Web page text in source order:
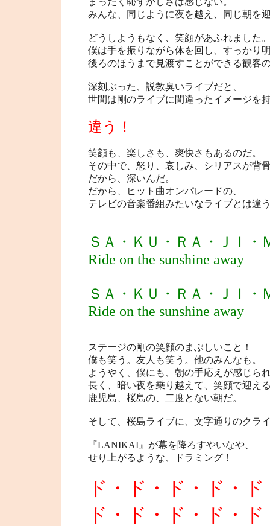
みんな、同じように夜を越え、同じ朝を
どうしようもなく、笑顔があふれました
僕は手を振りながら体を回し、すっかり
後ろのほうまで見渡すことができる観客
深刻ぶった、説教臭いライブだと、
世間は剛のライブに間違ったイメージを
違う！
笑顔も、楽しさも、爽快さもあるのだ。
その中で、怒り、哀しみ、シリアスが背
だから、深いんだ。
だから、ヒット曲オンパレードの、
テレビの音楽番組みたいなライブとは違
ＳＡ・ＫＵ・ＲＡ・ＪＩ・
Ride on the sunshine away
ＳＡ・ＫＵ・ＲＡ・ＪＩ・
Ride on the sunshine away
ステージの剛の笑顔のまぶしいこと！
僕も笑う。友人も笑う。他のみんなも。
ようやく、僕にも、朝の手応えが感じら
長く、暗い夜を乗り越えて、笑顔で迎え
鹿児島、桜島の、二度とない朝だ。
そして、桜島ライブに、文字通りのクラ
『LANIKAI』が幕を降ろすやいなや、
せり上がるような、ドラミング！
ド・ド・ド・ド・
ド・ド・ド・ド・